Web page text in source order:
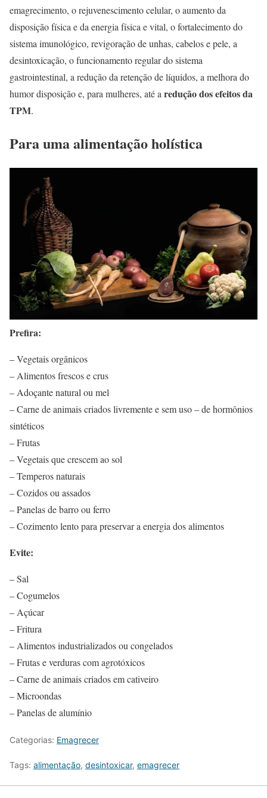
emagrecimento, o rejuvenescimento celular, o aumento da
disposição física e da energia física e vital, o fortalecimento do
sistema imunológico, revigoração de unhas, cabelos e pele, a
desintoxicação, o funcionamento regular do sistema
gastrointestinal, a redução da retenção de líquidos, a melhora do
humor disposição e, para mulheres, até a redução dos efeitos da
TPM.
Para uma alimentação holística
Prefira:
– Vegetais orgânicos
– Alimentos frescos e crus
– Adoçante natural ou mel
– Carne de animais criados livremente e sem uso – de hormônios
sintéticos
– Frutas
– Vegetais que crescem ao sol
– Temperos naturais
– Cozidos ou assados
– Panelas de barro ou ferro
– Cozimento lento para preservar a energia dos alimentos
Evite:
– Sal
– Cogumelos
– Açúcar
– Fritura
– Alimentos industrializados ou congelados
– Frutas e verduras com agrotóxicos
– Carne de animais criados em cativeiro
– Microondas
– Panelas de alumínio
Categorias: Emagrecer
Tags: alimentação, desintoxicar, emagrecer